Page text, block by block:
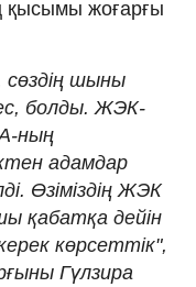
қысымы жоғарғы
сөздің шыны
болды. ЖЭК-
ның
адамдар
Өзіміздің ЖЭК
қабатқа дейін
көрсеттік",
Гүлзира